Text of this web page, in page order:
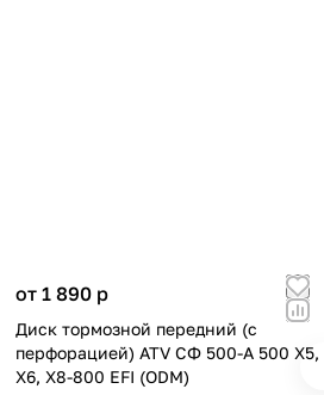
от 1 890 p
Диск тормозной передний (с
перфорацией) ATV СФ 500-A 500 X5,
X6, X8-800 EFI (ODM)